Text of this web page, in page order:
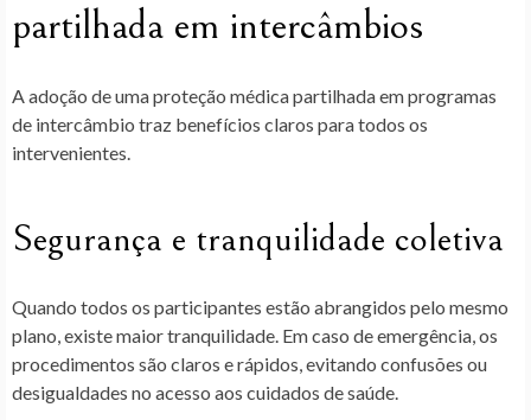
partilhada em intercâmbios
A adoção de umaproteção médica partilhadaem programas
de intercâmbio traz benefícios claros para todos os
intervenientes.
Segurança e tranquilidade coletiva
Quando todos os participantes estão abrangidos pelo mesmo
plano, existe maior tranquilidade. Em caso de emergência, os
procedimentos são claros e rápidos, evitando confusões ou
desigualdades no acesso aos cuidados de saúde.